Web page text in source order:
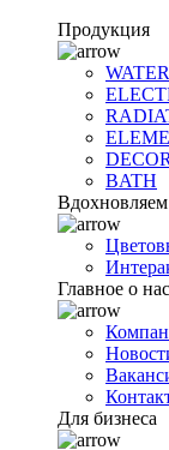
Продукция
WATER
DECOR
BATH
Вдохновляем
Главное о нас
Для бизнеса